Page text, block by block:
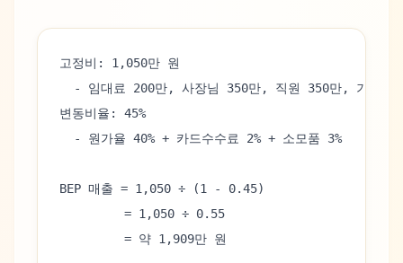
고정비: 1,050만 원
- 임대료 200만, 사장님 350만, 직원 350만, 기타
변동비율: 45%
  - 원가율 40% + 카드수수료 2% + 소모품 3%
BEP 매출 = 1,050 ÷ (1 - 0.45)
         = 1,050 ÷ 0.55
         = 약 1,909만 원